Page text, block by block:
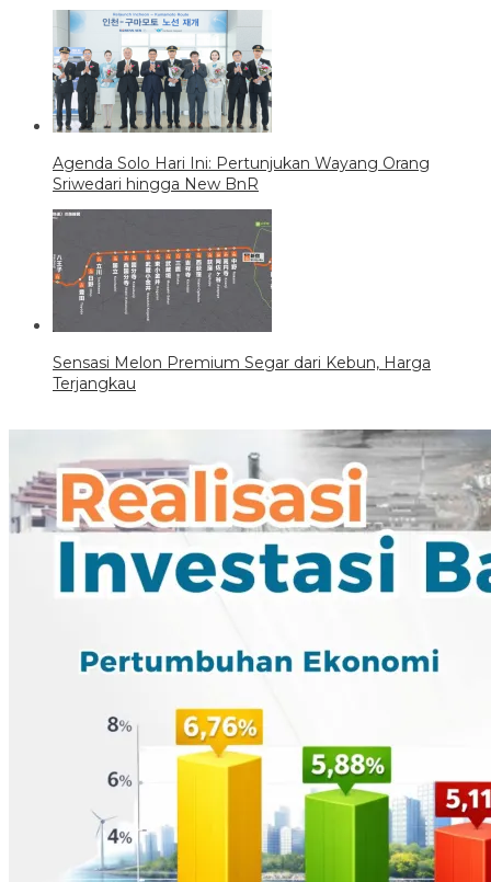
Agenda Solo Hari Ini: Pertunjukan Wayang Orang
Sriwedari hingga New BnR
Sensasi Melon Premium Segar dari Kebun, Harga
Terjangkau